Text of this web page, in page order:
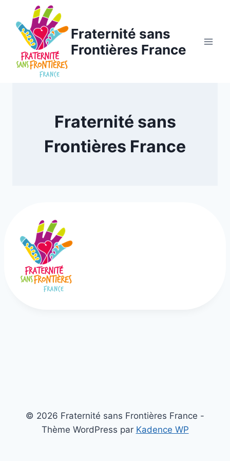
contenu
Fraternité sans
Frontières France
Fraternité sans
Frontières France
© 2026 Fraternité sans Frontières France -
Thème WordPress par Kadence WP